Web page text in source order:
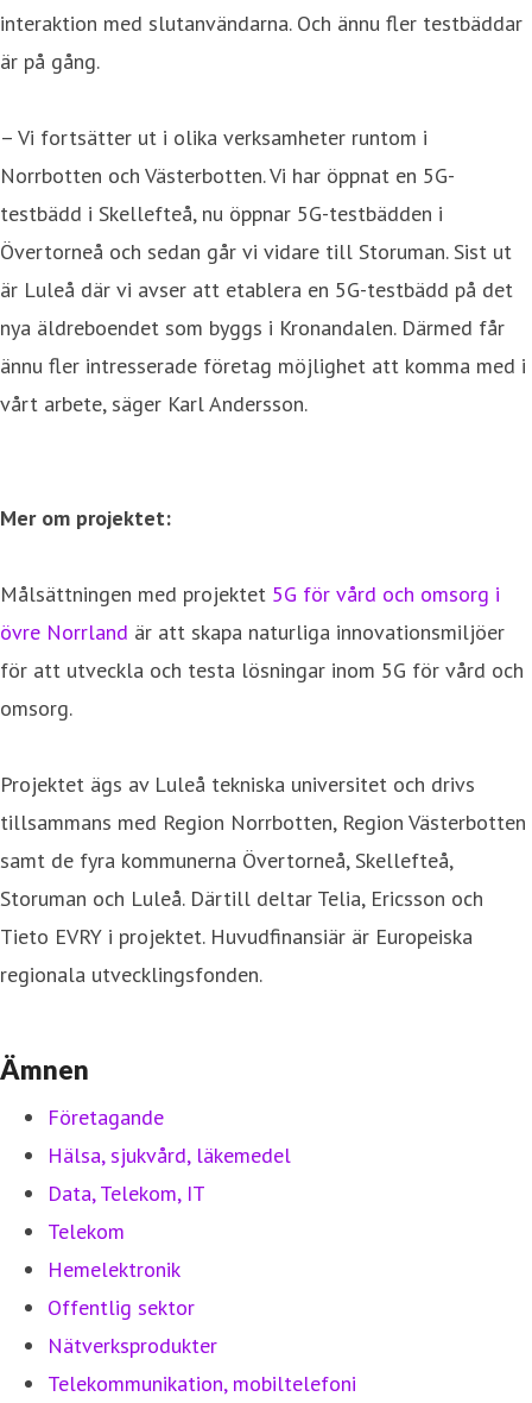
interaktion med slutanvändarna. Och ännu fler testbäddar
är på gång.
– Vi fortsätter ut i olika verksamheter runtom i
Norrbotten och Västerbotten. Vi har öppnat en 5G-
testbädd i Skellefteå, nu öppnar 5G-testbädden i
Övertorneå och sedan går vi vidare till Storuman. Sist ut
är Luleå där vi avser att etablera en 5G-testbädd på det
nya äldreboendet som byggs i Kronandalen. Därmed får
ännu fler intresserade företag möjlighet att komma med i
vårt arbete, säger Karl Andersson.
Mer om projektet:
Målsättningen med projektet 5G för vård och omsorg i
övre Norrland är att skapa naturliga innovationsmiljöer
för att utveckla och testa lösningar inom 5G för vård och
omsorg.
Projektet ägs av Luleå tekniska universitet och drivs
tillsammans med Region Norrbotten, Region Västerbotten
samt de fyra kommunerna Övertorneå, Skellefteå,
Storuman och Luleå. Därtill deltar Telia, Ericsson och
Tieto EVRY i projektet. Huvudfinansiär är Europeiska
regionala utvecklingsfonden.
Ämnen
Företagande
Hälsa, sjukvård, läkemedel
Data, Telekom, IT
Telekom
Hemelektronik
Offentlig sektor
Nätverksprodukter
Telekommunikation, mobiltelefoni